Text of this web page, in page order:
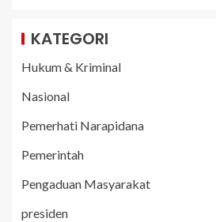
KATEGORI
Hukum & Kriminal
Nasional
Pemerhati Narapidana
Pemerintah
Pengaduan Masyarakat
presiden